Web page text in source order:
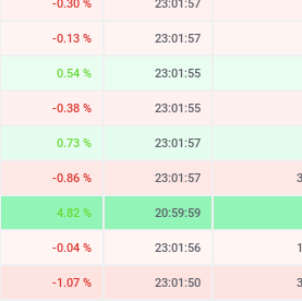
23:01:57
-0.30 %
23:01:57
-0.13 %
23:01:55
0.54 %
23:01:55
-0.38 %
23:01:57
0.73 %
23:01:57
-0.86 %
20:59:59
4.82 %
23:01:56
-0.04 %
23:01:50
-1.07 %